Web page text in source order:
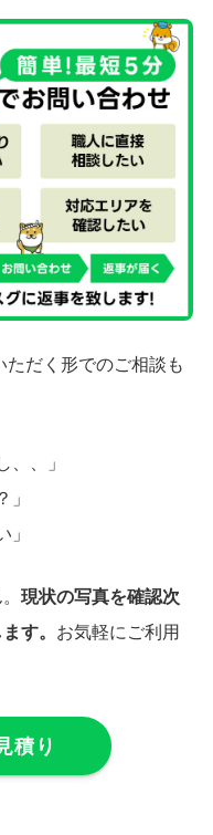
だく形でのご相談も
、、」
」
」
現状の写真を確認次
す。 お気軽にご利用
り